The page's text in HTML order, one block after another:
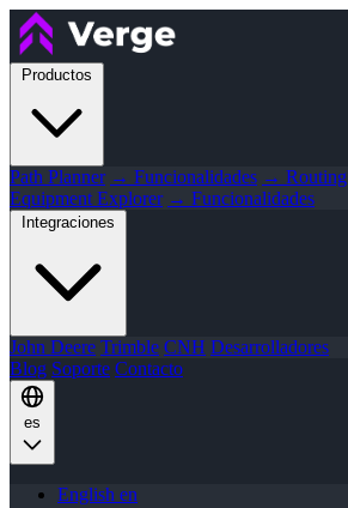
Productos
Path Planner → Funcionalidades → Routing
Equipment Explorer → Funcionalidades
Integraciones
John Deere Trimble CNH Desarrolladores
Blog Soporte Contacto
es
English en